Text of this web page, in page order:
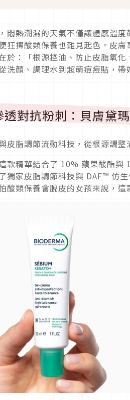
悶熱潮濕的天氣不僅讓體感溫
狂擦酸類保養也難見起色。皮
於：「根源控油、防止皮脂氧
洗顏、調理水到超萌痘痘貼，
透對抗粉刺：貝膚黛
皮脂調節流動科技，從根源調整
款精華結合了 10% 蘋果酸酯與
獨家皮脂調節科技與 DAF™ 仿
酸類保養會脫皮的女孩來說，